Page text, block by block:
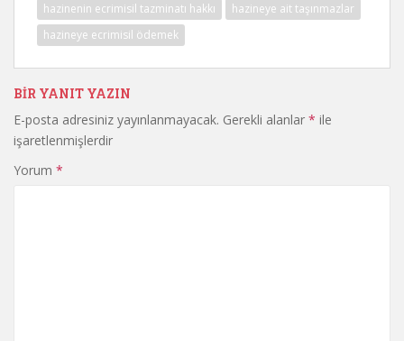
hazinenin ecrimisil tazminatı hakkı
hazineye ait taşınmazlar
hazineye ecrimisil ödemek
BIR YANIT YAZIN
E-posta adresiniz yayınlanmayacak. Gerekli alanlar * ile
işaretlenmişlerdir
Yorum *